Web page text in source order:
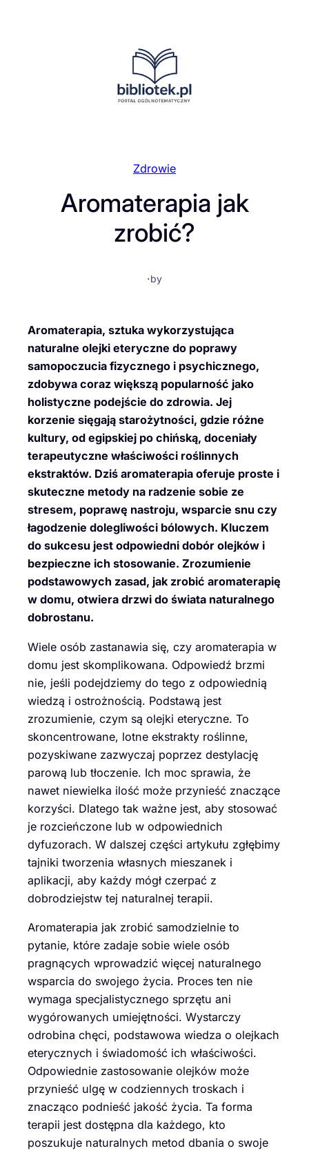
Zdrowie
Aromaterapia jak
zrobić?
·by
Aromaterapia, sztuka wykorzystująca
naturalne olejki eteryczne do poprawy
samopoczucia fizycznego i psychicznego,
zdobywa coraz większą popularność jako
holistyczne podejście do zdrowia. Jej
korzenie sięgają starożytności, gdzie różne
kultury, od egipskiej po chińską, doceniały
terapeutyczne właściwości roślinnych
ekstraktów. Dziś aromaterapia oferuje proste i
skuteczne metody na radzenie sobie ze
stresem, poprawę nastroju, wsparcie snu czy
łagodzenie dolegliwości bólowych. Kluczem
do sukcesu jest odpowiedni dobór olejków i
bezpieczne ich stosowanie. Zrozumienie
podstawowych zasad, jak zrobić aromaterapię
w domu, otwiera drzwi do świata naturalnego
dobrostanu.
Wiele osób zastanawia się, czy aromaterapia w
domu jest skomplikowana. Odpowiedź brzmi
nie, jeśli podejdziemy do tego z odpowiednią
wiedzą i ostrożnością. Podstawą jest
zrozumienie, czym są olejki eteryczne. To
skoncentrowane, lotne ekstrakty roślinne,
pozyskiwane zazwyczaj poprzez destylację
parową lub tłoczenie. Ich moc sprawia, że
nawet niewielka ilość może przynieść znaczące
korzyści. Dlatego tak ważne jest, aby stosować
je rozcieńczone lub w odpowiednich
dyfuzorach. W dalszej części artykułu zgłębimy
tajniki tworzenia własnych mieszanek i
aplikacji, aby każdy mógł czerpać z
dobrodziejstw tej naturalnej terapii.
Aromaterapia jak zrobić samodzielnie to
pytanie, które zadaje sobie wiele osób
pragnących wprowadzić więcej naturalnego
wsparcia do swojego życia. Proces ten nie
wymaga specjalistycznego sprzętu ani
wygórowanych umiejętności. Wystarczy
odrobina chęci, podstawowa wiedza o olejkach
eterycznych i świadomość ich właściwości.
Odpowiednie zastosowanie olejków może
przynieść ulgę w codziennych troskach i
znacząco podnieść jakość życia. Ta forma
terapii jest dostępna dla każdego, kto
poszukuje naturalnych metod dbania o swoje